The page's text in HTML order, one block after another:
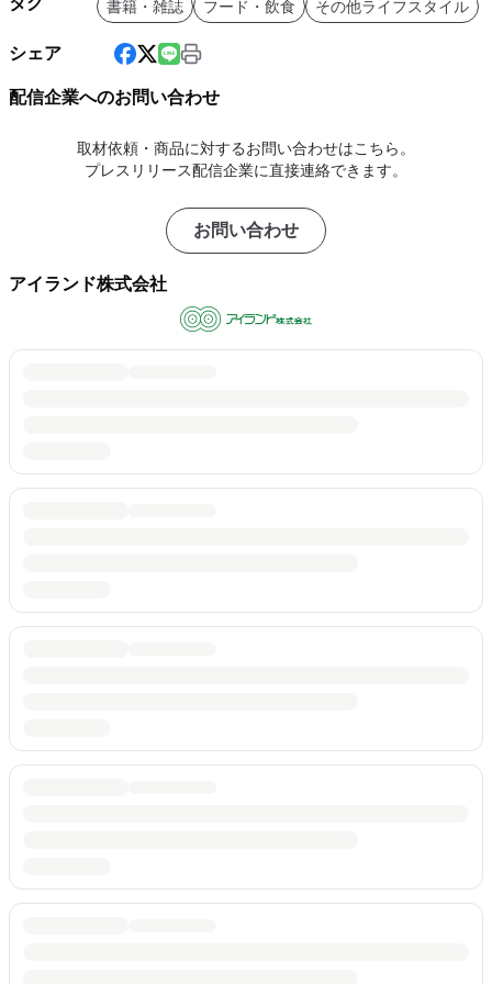
書籍・雑誌 フード・飲食 その他ライフスタイル
シェア
配信企業へのお問い合わせ
取材依頼・商品に対するお問い合わせはこちら。
プレスリリース配信企業に直接連絡できます。
お問い合わせ
アイランド株式会社